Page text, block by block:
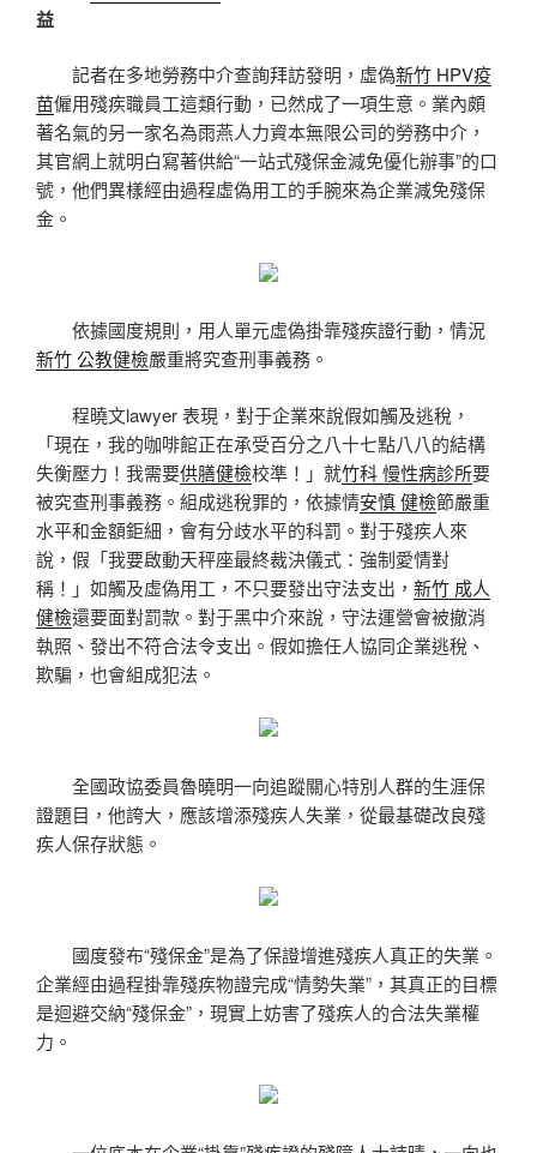
益
記者在多地勞務中介查詢拜訪發明，虛偽新竹 HPV疫
苗僱用殘疾職員工這類行動，已然成了一項生意。業內頗
著名氣的另一家名為雨燕人力資本無限公司的勞務中介，
其官網上就明白寫著供給“一站式殘保金減免優化辦事”的口
號，他們異樣經由過程虛偽用工的手腕來為企業減免殘保
金。
依據國度規則，用人單元虛偽掛靠殘疾證行動，情況
新竹 公教健檢嚴重將究查刑事義務。
程曉文lawyer 表現，對于企業來說假如觸及逃稅，
「現在，我的咖啡館正在承受百分之八十七點八八的結構
失衡壓力！我需要供膳健檢校準！」就竹科 慢性病診所要
被究查刑事義務。組成逃稅罪的，依據情安慎 健檢節嚴重
水平和金額鉅細，會有分歧水平的科罰。對于殘疾人來
說，假「我要啟動天秤座最終裁決儀式：強制愛情對
稱！」如觸及虛偽用工，不只要發出守法支出， 新竹 成人
健檢還要面對罰款。對于黑中介來說，守法運營會被撤消
執照、發出不符合法令支出。假如擔任人協同企業逃稅、
欺騙，也會組成犯法。
全國政協委員魯曉明一向追蹤關心特別人群的生涯保
證題目，他誇大，應該增添殘疾人失業，從最基礎改良殘
疾人保存狀態。
國度發布“殘保金”是為了保證增進殘疾人真正的失業。
企業經由過程掛靠殘疾物證完成“情勢失業”，其真正的目標
是迴避交納“殘保金”，現實上妨害了殘疾人的合法失業權
力。